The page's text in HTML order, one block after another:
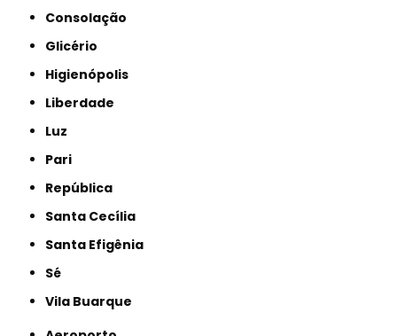
Consolação
Glicério
Higienópolis
Liberdade
Luz
Pari
República
Santa Cecília
Santa Efigênia
Sé
Vila Buarque